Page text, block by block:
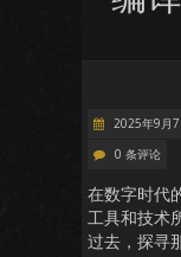
2025年9月7
0 条评论
在数字时代
工具和技术
过去，探寻